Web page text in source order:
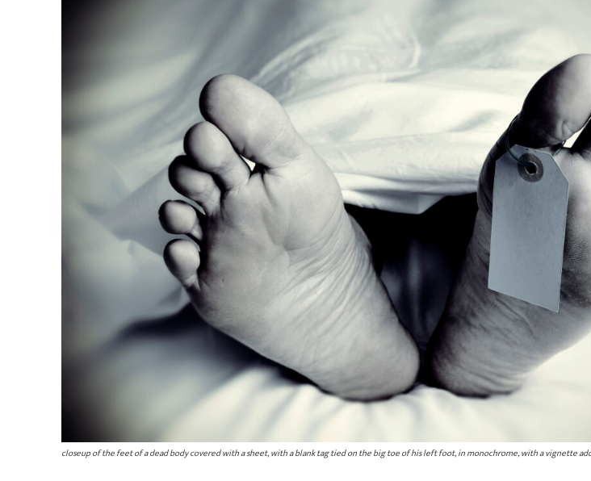
closeup of the feet of a dead body covered with a sheet, with a blank tag tied on the big toe of his left foot, in monochrome, with a vignette